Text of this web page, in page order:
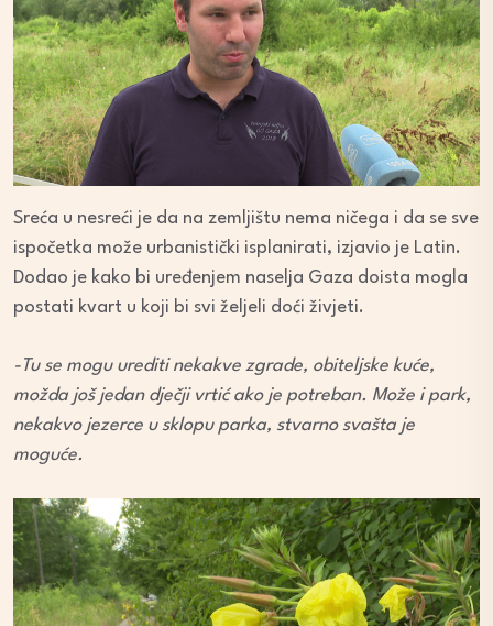
Sreća u nesreći je da na zemljištu nema ničega i da se sve
ispočetka može urbanistički isplanirati, izjavio je Latin.
Dodao je kako bi uređenjem naselja Gaza doista mogla
postati kvart u koji bi svi željeli doći živjeti.
-Tu se mogu urediti nekakve zgrade, obiteljske kuće,
možda još jedan dječji vrtić ako je potreban. Može i park,
nekakvo jezerce u sklopu parka, stvarno svašta je
moguće.